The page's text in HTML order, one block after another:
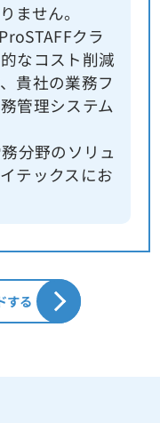
ません。
クラ
なコスト削減
貴社の業務フ
管理システム
分野のソリュ
テックスにお
する